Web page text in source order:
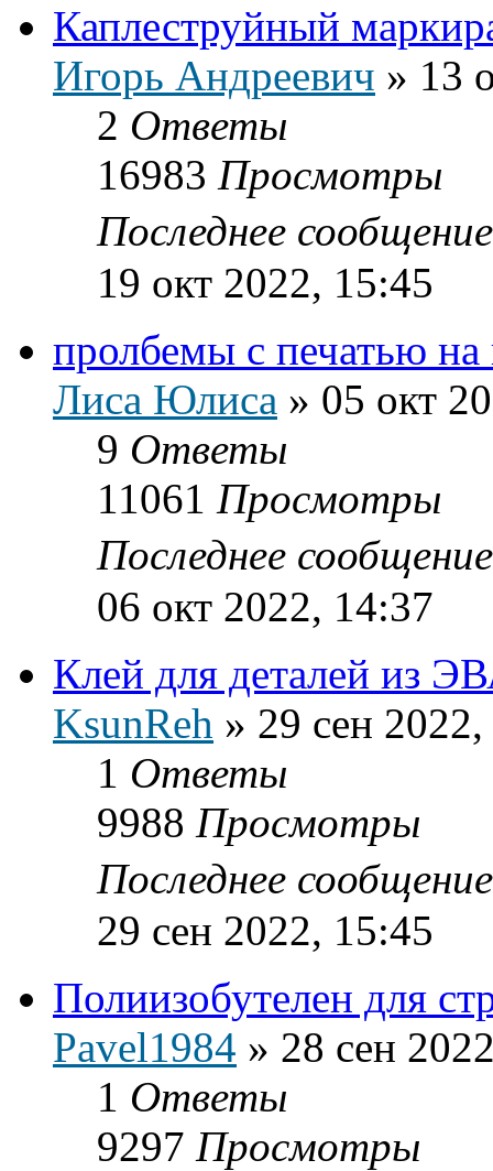
Каплеструйный
Игорь Андреевич » 13
2 Ответы
16983 Просмотры
Последнее
19 окт 2022, 15:45
пролбемы с печатью
Лиса Юлиса » 05 окт
9 Ответы
11061 Просмотры
Последнее
06 окт 2022, 14:37
Клей для деталей из
KsunReh » 29 сен
1 Ответы
9988 Просмотры
Последнее
29 сен 2022, 15:45
Полиизобутелен для
Pavel1984 » 28 сен
1 Ответы
9297 Просмотры